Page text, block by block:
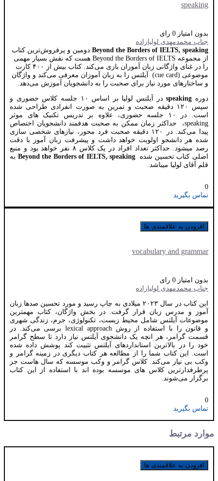
speaking
بدون امتیاز 0 رای
جناب محمدمهدی لولیازاده
Beyond the Borders of IELTS, speaking دومین و پرفروش‌ترین کتاب
از مجموعه Beyond the Borders of IELTS هست که نقش بسیار مهمی
را در غنای واژگانی زبان آموزان بازی می‌کند. کتاب بیش از ۴۰۰ کارت
موضوعی (cue card) آیلتس را به زبان آموزان معرفی می‌کند و واژگان
و ساختارهای مورد نیاز برای صحبت را به دانشجویان آموزش می‌دهد.
دوره speaking
در آیلتس لولیا بر اساس ۱۰ جلسه کلاس حضوری و
سپس ۱۲۰ دقیقه صحبت و تمرین به صورت انفرادی طراحی شده
است. در ۱۰ جلسه حضوری، علاوه بر تدریس تکنیک های موثر
speaking، حداکثر زمان ممکن به صحبت هدفمند دانشجویان اختصاص
پیدا می‌کند. در ۱۲۰ دقیقه صحبت فرد محور، نیازهای شخصی سازی
شده هر دانشجو اولویت خواهد داشت و پیشرفت زبان آموز با دقت
رصد میشود. حداکثر تعداد افراد در یک کلاس ۸ نفر خواهد بود و منبع
اصلی کتاب تحسین شده Beyond the Borders of IELTS, speaking به
قلم آقای لولیا میباشد.
0
تماس بگیرید
افزودن به علاقمندی ها
vocabulary and grammar
بدون امتیاز 0 رای
جناب محمدمهدی لولیازاده
این کتاب در سال ۲۰۲۳ میلادی به چاپ رسید و مورد تحسین صدها زبان
آموز و مدرس زبان قرار گرفت. در بخش واژگان، کتاب مهمترین
موضوعات آیلتس شامل محیط زیست، تکنولوژی، جرم، زندگی شهری
و قانون را با استفاده از روش lexical approach برسی می‌کند. در
قسمت گرامر، هر انچه یک دانشجوی آیلتس نیاز دارد تا سطح گرامر
خود را در بالاترین استانداردهای آیلتس تثبیت کند پوشش داده شده
است. این کتاب شما را از مطالعه هر کتاب دیگری در زمینه گرامر و
وکب بی نیاز می‌کند. کلاس گرامر و وکب موسسه که سال هاست جز
پرطرفدارترین کلاس های موسسه بوده اند با استفاده از این کتاب
برگزار می‌شوند.
0
تماس بگیرید
موارد مرتبط
افزودن به علاقمندی ها